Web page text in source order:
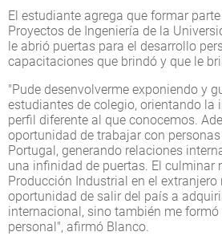
El estudiante agrega que formar
Proyectos de Ingeniería de la
le abrió puertas para el desarrollo
capacitaciones que brindó y que le
"Pude desenvolverme exponiendo y
estudiantes de colegio, orientando la
perfil diferente al que conocemos.
oportunidad de trabajar con
Portugal, generando relaciones
una infinidad de puertas. El culminar
Producción Industrial en el
oportunidad de salir del país a
internacional, sino también me formó
personal", afirmó Blanco.